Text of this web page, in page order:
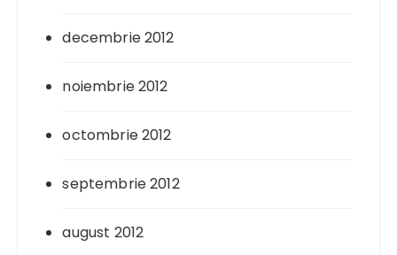
decembrie 2012
noiembrie 2012
octombrie 2012
septembrie 2012
august 2012